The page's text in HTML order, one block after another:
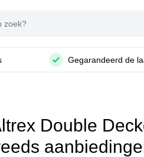
Gegarandeerd de
Double